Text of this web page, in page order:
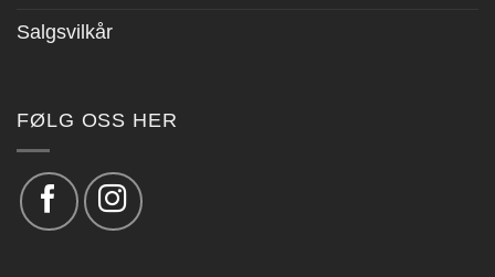
Salgsvilkår
FØLG OSS HER